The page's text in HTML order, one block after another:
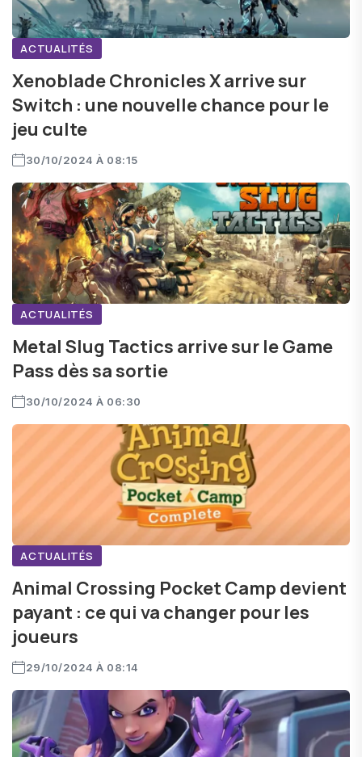
ACTUALITÉS
Xenoblade Chronicles X arrive sur
Switch : une nouvelle chance pour le
jeu culte
30/10/2024 À 08:15
ACTUALITÉS
Metal Slug Tactics arrive sur le Game
Pass dès sa sortie
30/10/2024 À 06:30
ACTUALITÉS
Animal Crossing Pocket Camp devient
payant : ce qui va changer pour les
joueurs
29/10/2024 À 08:14